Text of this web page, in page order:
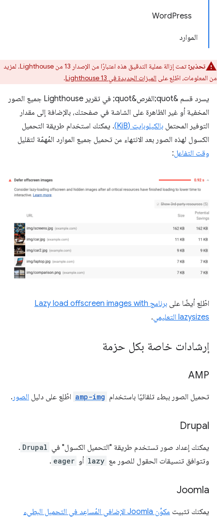
WordPress
الموارد
تحذير:
تمت إزالة عملية التدقيق هذه اعتبارًا من الإصدار 13 من Lighthouse. لمزيد
من المعلومات، اطّلِع على الميزات الجديدة في Lighthouse 13 .
يسرد قسم &quot;الفرص&quot; في تقرير Lighthouse جميع الصور
المخفية أو غير الظاهرة على الشاشة في صفحتك، بالإضافة إلى مقدار
التوفير المحتمل بالكيلوبايت (KiB)
. يمكنك استخدام طريقة التحميل
الكسول لهذه الصور بعد الانتهاء من تحميل جميع الموارد المُهمّة لتقليل
وقت التفاعل:
اطّلِع أيضًا على
برنامج Lazy load offscreen images with
lazysizes التعليمي
.
إرشادات خاصة بكل حزمة
AMP
تحميل الصور ببطء تلقائيًا باستخدام amp-img اطّلِع على دليل الصور .
Drupal
يمكنك إعداد صور تستخدم طريقة "التحميل الكسول" في Drupal
.
وتتوافق تنسيقات الحقول للصور مع lazy أو eager
.
Joomla
يمكنك تثبيت مكوِّن Joomla الإضافي المُساعِد في التحميل البطيء